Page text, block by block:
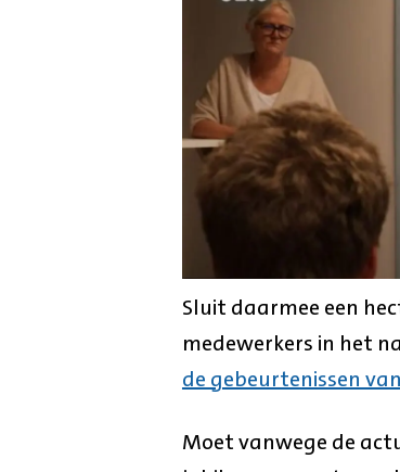
Sluit daarmee een
medewerkers in het
de gebeurtenissen
Moet vanwege de